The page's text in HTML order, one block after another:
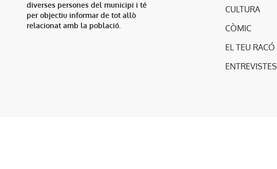
diverses persones del municipi i té
per objectiu informar de tot allò
relacionat amb la població.
CULTURA
CÒMIC
EL TEU RACÓ
ENTREVISTES